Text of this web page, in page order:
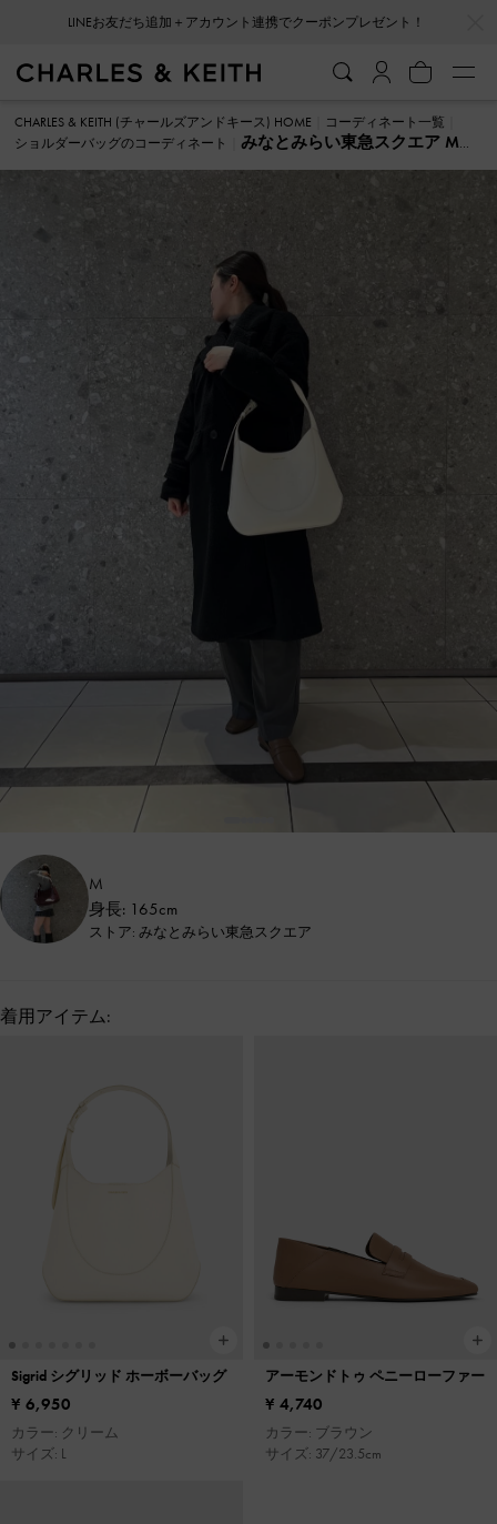
LINEお友だち追加＋アカウント連携でクーポンプレゼント！
CHARLES & KEITH (チャールズアンドキース) HOME
コーディネート一覧
ショルダーバッグのコーディネート
みなとみらい東急スクエア M
M
身長: 165cm
ストア: みなとみらい東急スクエア
着用アイテム:
Sigrid シグリッド ホーボーバッグ
¥ 6,950
カラー: クリーム
サイズ: L
アーモンドトゥ ペニーローファー
¥ 4,740
カラー: ブラウン
サイズ: 37/23.5cm